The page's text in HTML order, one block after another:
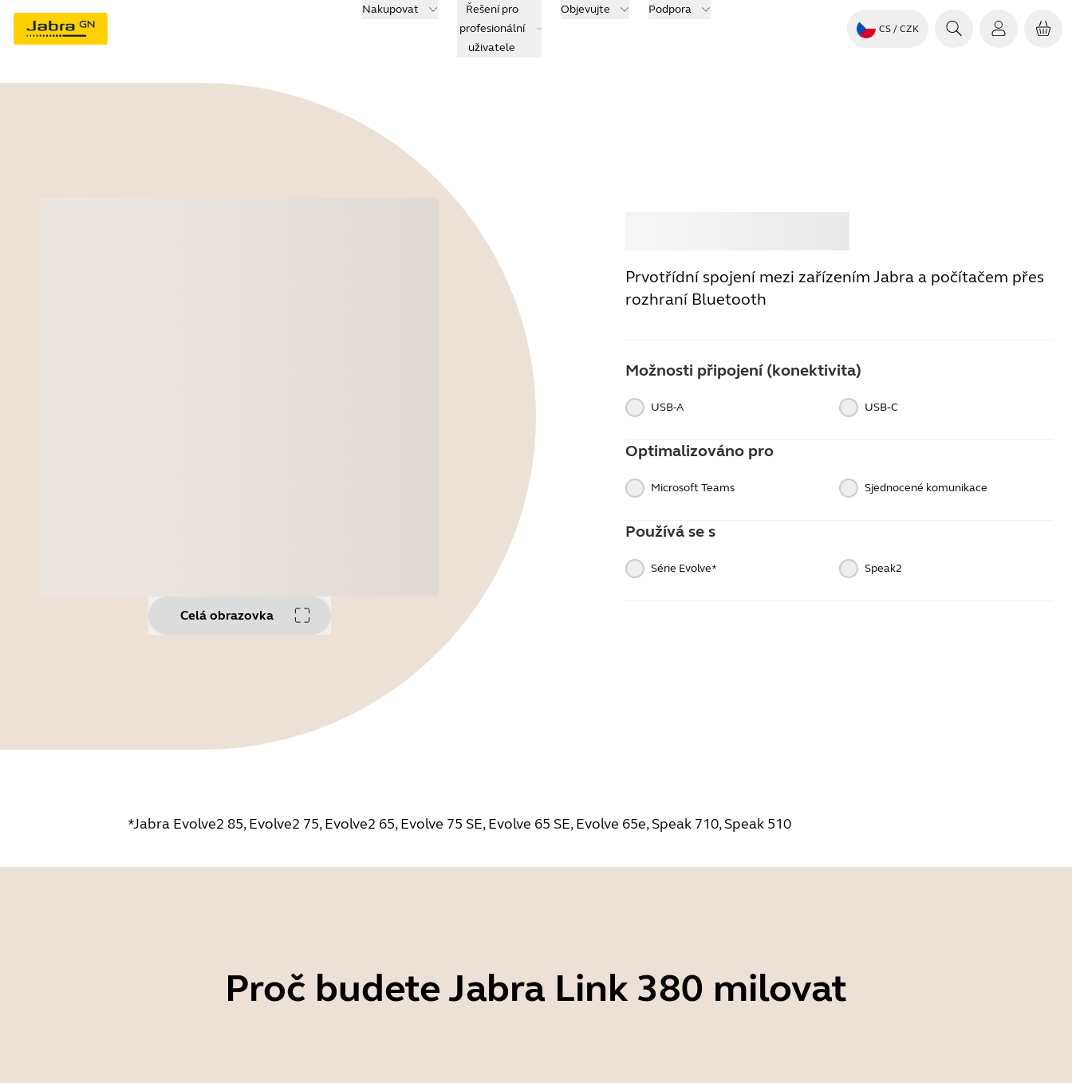
Nakupovat
Řešení pro
profesionální
uživatele
Objevujte Podpora
CS / CZK
Celá obrazovka
Prvotřídní spojení mezi zařízením Jabra a počítačem přes
rozhraní Bluetooth
Možnosti připojení (konektivita)
USB-A USB‑C
Optimalizováno pro
Microsoft Teams Sjednocené komunikace
Používá se s
Série Evolve* Speak2
*Jabra Evolve2 85, Evolve2 75, Evolve2 65, Evolve 75 SE, Evolve 65 SE, Evolve 65e, Speak 710, Speak 510
Proč budete Jabra Link 380 milovat